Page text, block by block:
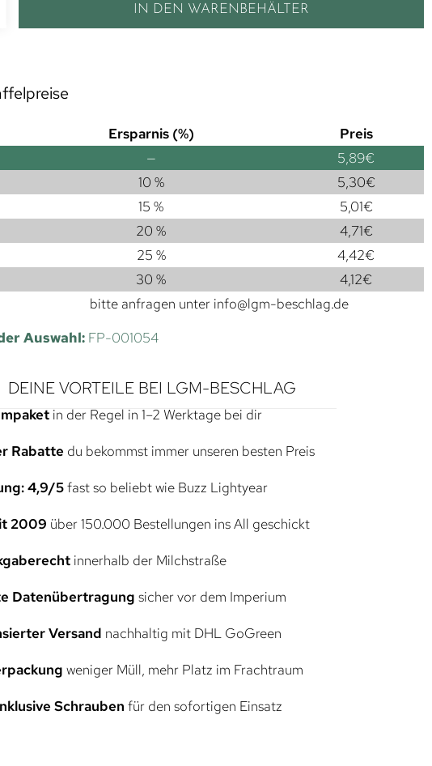
IN DEN WARENBEHÄLTER
Ersparnis (%)
Preis
— 5,89€
10 % 5,30€
15 % 5,01€
20 % 4,71€
25 % 4,42€
30 % 4,12€
bitte anfragen unter info@lgm-beschlag.de
Auswahl: FP-001054
DEINE VORTEILE BEI LGM-BESCHLAG
in der Regel in 1–2 Werktage bei dir
Rabatte du bekommst immer unseren besten Preis
4,9/5fast so beliebt wie Buzz Lightyear
2009 über 150.000 Bestellungen ins All geschickt
innerhalb der Milchstraße
Datenübertragung sicher vor dem Imperium
Versand nachhaltig mit DHL GoGreen
weniger Müll, mehr Platz im Frachtraum
Schrauben für den sofortigen Einsatz